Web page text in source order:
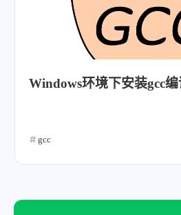
Windows环境下安装gcc
gcc